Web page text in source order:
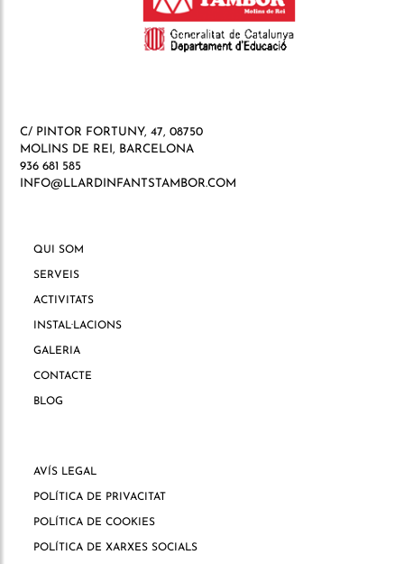
C/ PINTOR FORTUNY, 47, 08750
MOLINS DE REI, BARCELONA
936 681 585
INFO@LLARDINFANTSTAMBOR.COM
QUI SOM
SERVEIS
ACTIVITATS
INSTAL·LACIONS
GALERIA
CONTACTE
BLOG
AVÍS LEGAL
POLÍTICA DE PRIVACITAT
POLÍTICA DE COOKIES
POLÍTICA DE XARXES SOCIALS